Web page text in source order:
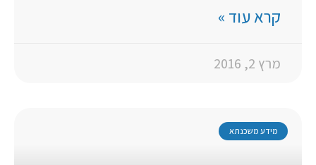
קרא עוד »
מרץ 2, 2016
מידע משכנתא